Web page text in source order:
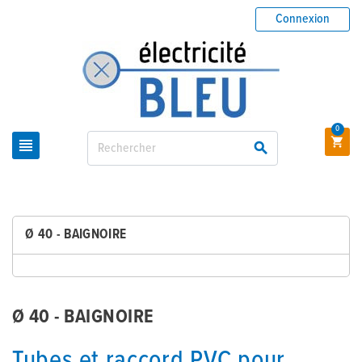
 
Connexion

0
Ø 40 - BAIGNOIRE
Ø 40 - BAIGNOIRE